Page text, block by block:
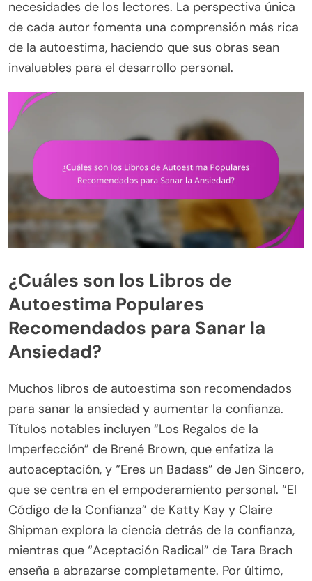
necesidades de los lectores. La perspectiva única
de cada autor fomenta una comprensión más rica
de la autoestima, haciendo que sus obras sean
invaluables para el desarrollo personal.
¿Cuáles son los Libros de
Autoestima Populares
Recomendados para Sanar la
Ansiedad?
Muchos libros de autoestima son recomendados
para sanar la ansiedad y aumentar la confianza.
Títulos notables incluyen “Los Regalos de la
Imperfección” de Brené Brown, que enfatiza la
autoaceptación, y “Eres un Badass” de Jen Sincero,
que se centra en el empoderamiento personal. “El
Código de la Confianza” de Katty Kay y Claire
Shipman explora la ciencia detrás de la confianza,
mientras que “Aceptación Radical” de Tara Brach
enseña a abrazarse completamente. Por último,